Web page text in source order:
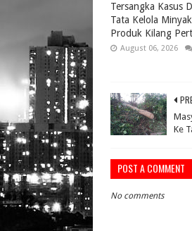
Tersangka Kasus
Tata Kelola
Produk Kilang
August 06, 2026
Ke
POST A COMMENT
No comments